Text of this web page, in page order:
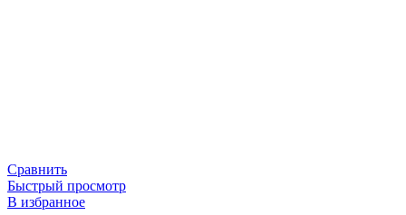
Сравнить
Быстрый просмотр
В избранное